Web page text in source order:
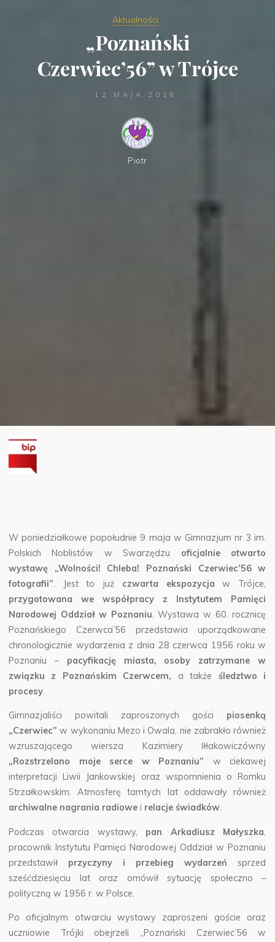
Aktualności
„Poznański
Czerwiec’56” w Trójce
12 MAJA 2016
Piotr
W poniedziałkowe popołudnie 9 maja w Gimnazjum nr 3 im.
Polskich Noblistów w Swarzędzu oficjalnie otwarto
wystawę „Wolności! Chleba! Poznański Czerwiec’56 w
fotografii”. Jest to już czwarta ekspozycja w Trójce,
przygotowana we współpracy z Instytutem Pamięci
Narodowej Oddział w Poznaniu. Wystawa w 60. rocznicę
Poznańskiego Czerwca’56 przedstawia uporządkowane
chronologicznie wydarzenia z dnia 28 czerwca 1956 roku w
Poznaniu – pacyfikację miasta, osoby zatrzymane w
związku z Poznańskim Czerwcem, a także śledztwo i
procesy.
Gimnazjaliści powitali zaproszonych gości piosenką
„Czerwiec” w wykonaniu Mezo i Owala, nie zabrakło również
wzruszającego wiersza Kazimiery Iłłakowiczówny
„Rozstrzelano moje serce w Poznaniu” w ciekawej
interpretacji Liwii Jankowskiej oraz wspomnienia o Romku
Strzałkowskim. Atmosferę tamtych lat oddawały również
archiwalne nagrania radiowe i relacje świadków.
Podczas otwarcia wystawy, pan Arkadiusz Małyszka,
pracownik Instytutu Pamięci Narodowej Oddział w Poznaniu
przedstawił przyczyny i przebieg wydarzeń sprzed
sześćdziesięciu lat oraz omówił sytuację społeczno –
polityczną w 1956 r. w Polsce.
Po oficjalnym otwarciu wystawy zaproszeni goście oraz
uczniowie Trójki obejrzeli „Poznański Czerwiec’56 w